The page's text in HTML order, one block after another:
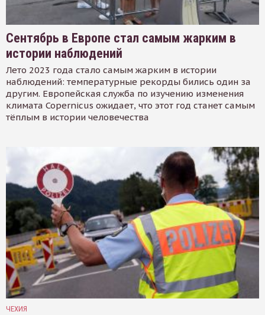
Сентябрь в Европе стал самым жарким в
истории наблюдений
Лето 2023 года стало самым жарким в истории
наблюдений: температурные рекорды бились один за
другим. Европейская служба по изучению изменения
климата Copernicus ожидает, что этот год станет самым
тёплым в истории человечества
ЧЕХИЯ